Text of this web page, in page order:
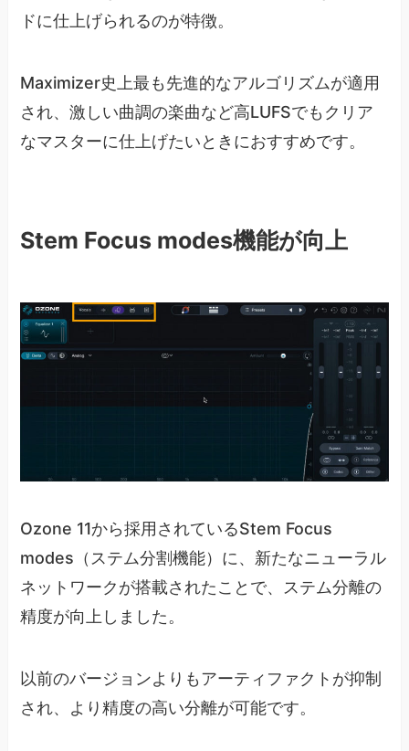
ドに仕上げられるのが特徴。
Maximizer史上最も先進的なアルゴリズムが適用
され、激しい曲調の楽曲など高LUFSでもクリア
なマスターに仕上げたいときにおすすめです。
Stem Focus modes機能が向上
Ozone 11から採用されているStem Focus
modes（ステム分割機能）に、新たなニューラル
ネットワークが搭載されたことで、ステム分離の
精度が向上しました。
以前のバージョンよりもアーティファクトが抑制
され、より精度の高い分離が可能です。